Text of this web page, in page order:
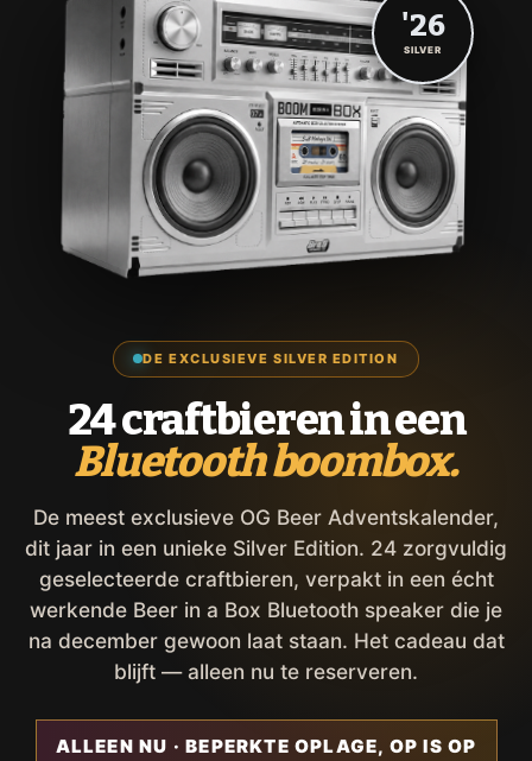
DE EXCLUSIEVE SILVER EDITION
24 craftbieren in een
Bluetooth boombox.
De meest exclusieve OG Beer Adventskalender,
dit jaar in een unieke Silver Edition. 24 zorgvuldig
geselecteerde craftbieren, verpakt in een écht
werkende Beer in a Box Bluetooth speaker die je
na december gewoon laat staan. Het cadeau dat
blijft — alleen nu te reserveren.
ALLEEN NU · BEPERKTE OPLAGE, OP IS OP
'26
SILVER